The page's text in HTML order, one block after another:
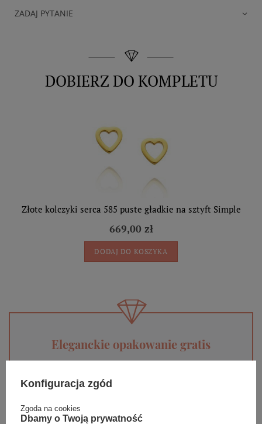
ZADAJ PYTANIE
DOBIERZ DO KOMPLETU
Złote kolczyki serca 585 puste gładkie na sztyft Simple
669,00 zł
DODAJ DO KOSZYKA
Eleganckie opakowanie gratis
BOVEM otrzymasz jako gotowy do wręczenia upominek. Do
każdego zamówienia dołączamy pudełko ze skóry
mogą się różnić ze względu na wybrany asortyment.
Konfiguracja zgód
Zgoda na cookies
Dbamy o Twoją prywatność